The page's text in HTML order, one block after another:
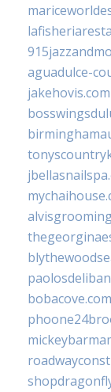
aguadulce-
jakehovis.com
bobacove.com